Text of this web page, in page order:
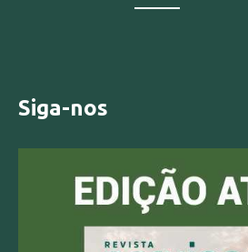
Siga-nos